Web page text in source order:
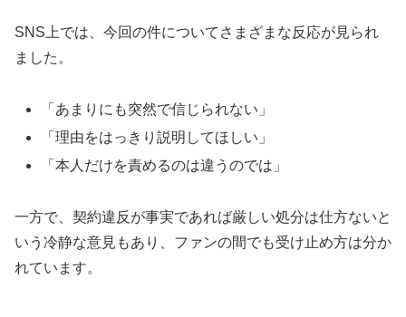
SNS上では、今回の件についてさまざまな反応が見られ
ました。
「あまりにも突然で信じられない」
「理由をはっきり説明してほしい」
「本人だけを責めるのは違うのでは」
一方で、契約違反が事実であれば厳しい処分は仕方ないと
いう冷静な意見もあり、ファンの間でも受け止め方は分か
れています。